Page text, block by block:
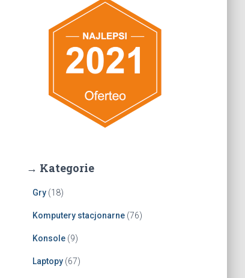
→ Kategorie
Gry(18)
Komputery stacjonarne(76)
Konsole(9)
Laptopy(67)